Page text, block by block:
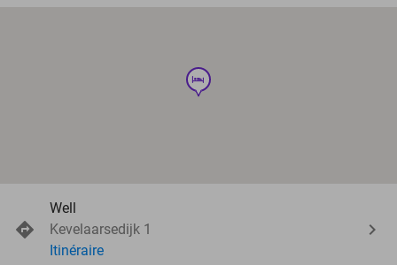
hotel
Well
Kevelaarsedijk 1
Itinéraire